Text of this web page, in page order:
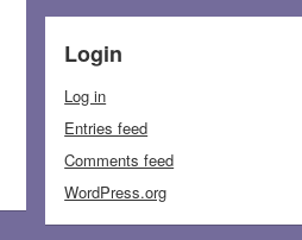
Login
Log in
Entries feed
Comments feed
WordPress.org